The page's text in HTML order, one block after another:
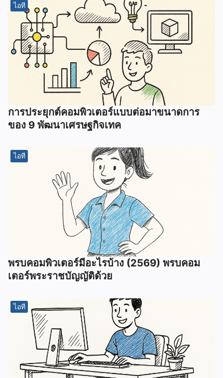
ไอที
การประยุกต์คอมพิวเตอร์แบบต่อมาขนาดการ
ของ 9 พัฒนาเศรษฐกิจเทค
ไอที
พรบคอมพิวเตอร์มีอะไรบ้าง (2569) พรบคอม
เตอร์พระราชบัญญัติด้วย
ไอที